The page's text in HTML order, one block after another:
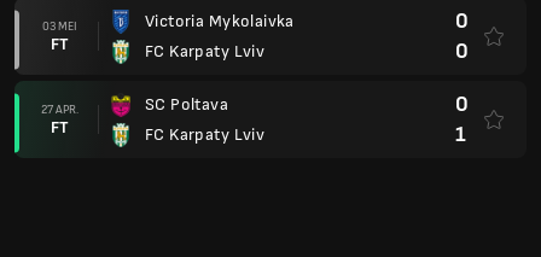
03 MEI
FT
Victoria Mykolaivka
FC Karpaty Lviv
0
0
27 APR.
FT
SC Poltava
FC Karpaty Lviv
0
1